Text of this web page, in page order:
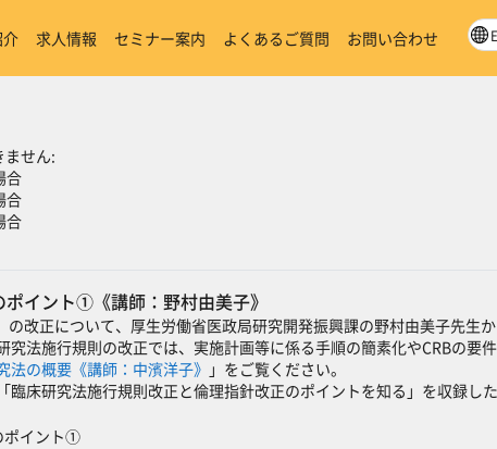
求人情報 セミナー案内 よくあるご質問 お問い合わせ
ません:
合
合
合
イント①《講師：野村由美子》
改正について、厚生労働省医政局研究開発振興課の野村由美子先生
法施行規則の改正では、実施計画等に係る手順の簡素化やCRBの要
法の概要《講師：中濱洋子》 」をご覧ください。
床研究法施行規則改正と倫理指針改正のポイントを知る」を収録した
ポイント①SCORMパッケージ